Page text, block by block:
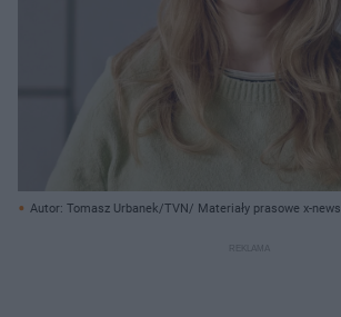
Autor: Tomasz Urbanek/TVN/ Materiały prasowe x-news